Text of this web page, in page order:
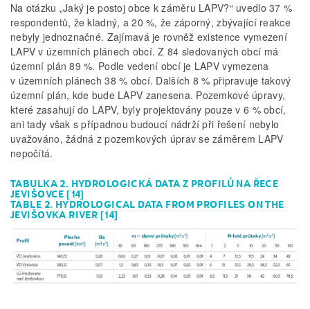
Na otázku „Jaký je postoj obce k záměru LAPV?“ uvedlo 37 %
respondentů, že kladný, a 20 %, že záporný, zbývající reakce
nebyly jednoznačné. Zajímavá je rovněž existence vymezení
LAPV v územních plánech obcí. Z 84 sledovaných obcí má
územní plán 89 %. Podle vedení obcí je LAPV vymezena
v územních plánech 38 % obcí. Dalších 8 % připravuje takový
územní plán, kde bude LAPV zanesena. Pozemkové úpravy,
které zasahují do LAPV, byly projektovány pouze v 6 % obcí,
ani tady však s případnou budoucí nádrží při řešení nebylo
uvažováno, žádná z pozemkových úprav se záměrem LAPV
nepočítá.
TABULKA 2. HYDROLOGICKÁ DATA Z PROFILŮ NA ŘECE
JEVIŠOVCE [14]
TABLE 2. HYDROLOGICAL DATA FROM PROFILES ON THE
JEVIŠOVKA RIVER [14]